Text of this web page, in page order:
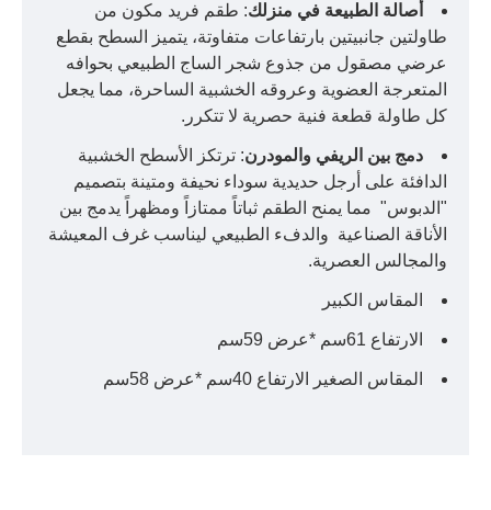
أصالة الطبيعة في منزلك: طقم فريد مكون من
طاولتين جانبيتين بارتفاعات متفاوتة، يتميز السطح بقطع
عرضي مصقول من جذوع شجر الساج الطبيعي بحوافه
المتعرجة العضوية وعروقه الخشبية الساحرة، مما يجعل
كل طاولة قطعة فنية حصرية لا تتكرر.
دمج بين الريفي والمودرن: ترتكز الأسطح الخشبية
الدافئة على أرجل حديدية سوداء نحيفة ومتينة بتصميم
"الدبوس" مما يمنح الطقم ثباتاً ممتازاً ومظهراً يدمج بين
الأناقة الصناعية والدفء الطبيعي ليناسب غرف المعيشة
والمجالس العصرية.
المقاس الكبير
الارتفاع 61سم *عرض 59سم
المقاس الصغير الارتفاع 40سم *عرض 58سم